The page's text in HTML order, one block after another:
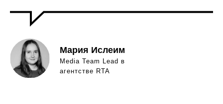
Мария Ислеим
Media Team Lead в
агентстве RTA